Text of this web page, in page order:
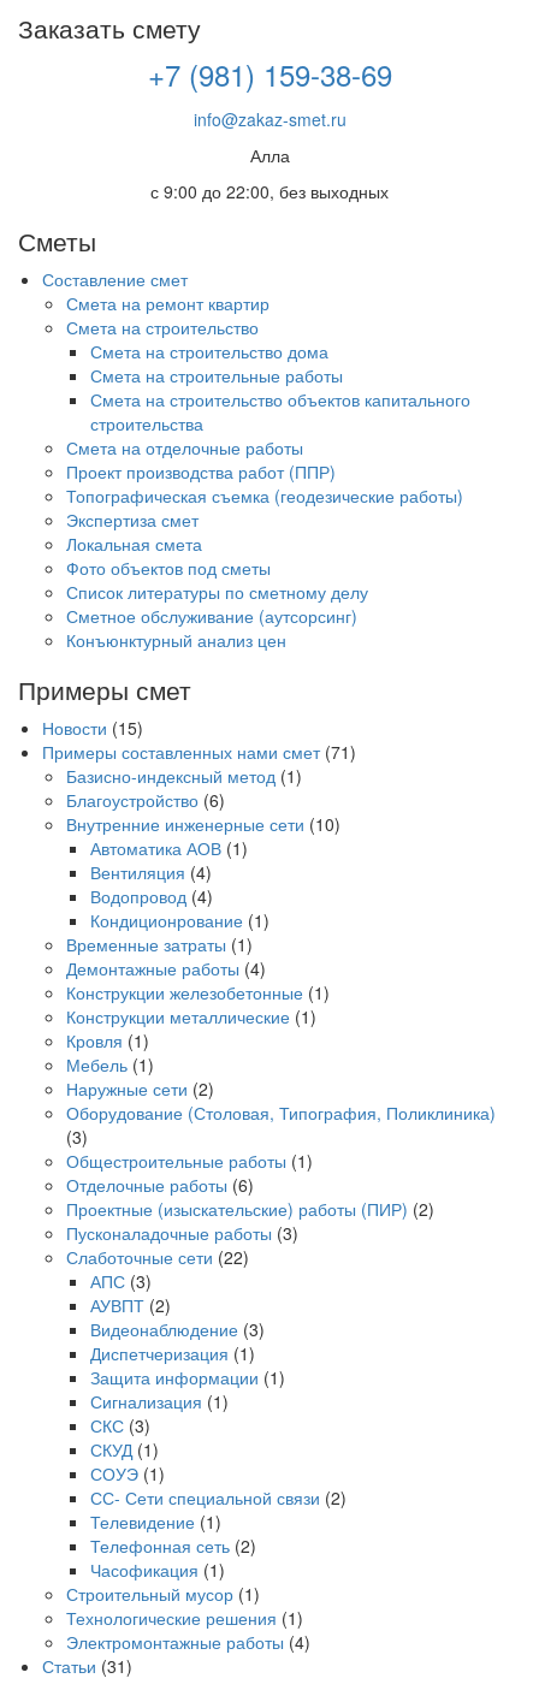
Заказать смету
+7 (981) 159-38-69
info@zakaz-smet.ru
Алла
с 9:00 до 22:00, без выходных
Сметы
Составление смет
Смета на ремонт квартир
Смета на строительство
Смета на строительство дома
Смета на строительные работы
Смета на строительство объектов капитального
строительства
Смета на отделочные работы
Проект производства работ (ППР)
Топографическая съемка (геодезические работы)
Экспертиза смет
Локальная смета
Фото объектов под сметы
Список литературы по сметному делу
Сметное обслуживание (аутсорсинг)
Конъюнктурный анализ цен
Примеры смет
Новости (15)
Примеры составленных нами смет(71)
Базисно-индексный метод (1)
Благоустройство (6)
Внутренние инженерные сети (10)
Автоматика АОВ (1)
Вентиляция (4)
Водопровод (4)
Кондиционрование (1)
Временные затраты (1)
Демонтажные работы (4)
Конструкции железобетонные (1)
Конструкции металлические (1)
Кровля (1)
Мебель (1)
Наружные сети (2)
Оборудование (Столовая, Типография, Поликлиника)
(3)
Общестроительные работы (1)
Отделочные работы (6)
Проектные (изыскательские) работы (ПИР) (2)
Пусконаладочные работы (3)
Слаботочные сети (22)
АПС (3)
АУВПТ (2)
Видеонаблюдение (3)
Диспетчеризация (1)
Защита информации (1)
Сигнализация (1)
СКС (3)
СКУД(1)
СОУЭ (1)
СС- Сети специальной связи (2)
Телевидение (1)
Телефонная сеть (2)
Часофикация (1)
Строительный мусор (1)
Технологические решения (1)
Электромонтажные работы (4)
Статьи (31)